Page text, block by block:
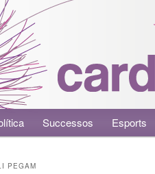
Successos Esports
PEGAM